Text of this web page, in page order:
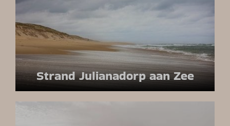
Strand Julianadorp aan Zee